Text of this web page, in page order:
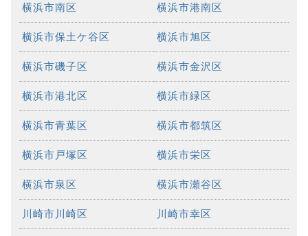
横浜市南区 横浜市港南区
横浜市保土ケ谷区 横浜市旭区
横浜市磯子区 横浜市金沢区
横浜市港北区 横浜市緑区
横浜市青葉区 横浜市都筑区
横浜市戸塚区 横浜市栄区
横浜市泉区 横浜市瀬谷区
川崎市川崎区 川崎市幸区